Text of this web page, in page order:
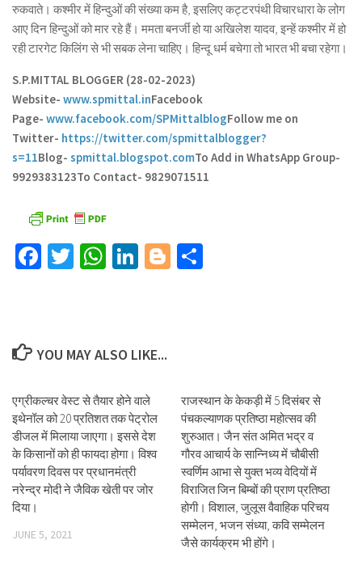
रुकवाते। कश्मीर में हिन्दुओं की संख्या कम है, इसलिए कट्टरपंथी विचारधारा के लोग
आए दिन हिन्दुओं को मार रहे हैं। ममता बनर्जी हो या अखिलेश यादव, इन्हें कश्मीर में हो
रही टारगेट किलिंग से भी सबक लेना चाहिए। हिन्दू धर्म बचेगा तो भारत भी बचा रहेगा।
S.P.MITTAL BLOGGER (28-02-2023)
Website- www.spmittal.inFacebook
Page- www.facebook.com/SPMittalblogFollow me on
Twitter- https://twitter.com/spmittalblogger?
s=11Blog- spmittal.blogspot.comTo Add in WhatsApp Group-
9929383123To Contact- 9829071511
Facebook
TwitterWhatsApp
LinkedIn
Blogger
YOU MAY ALSO LIKE...
एग्रीकल्चर वेस्ट से तैयार होने वाले
इथेनॉल को 20 प्रतिशत तक पेट्रोल
डीजल में मिलाया जाएगा। इससे देश
के किसानों को ही फायदा होगा। विश्व
पर्यावरण दिवस पर प्रधानमंत्री
नरेन्द्र मोदी ने जैविक खेती पर जोर
दिया।
JUNE 5, 2021
राजस्थान के केकड़ी में 5 दिसंबर से
पंचकल्याणक प्रतिष्ठा महोत्सव की
शुरुआत। जैन संत अमित भद्र व
गौरव आचार्य के सान्निध्य में चौबीसी
स्वर्णिम आभा से युक्त भव्य वेदियों में
विराजित जिन बिम्बों की प्राण प्रतिष्ठा
होगी। विशाल, जुलूस वैवाहिक परिचय
सम्मेलन, भजन संध्या, कवि सम्मेलन
जैसे कार्यक्रम भी होंगे।